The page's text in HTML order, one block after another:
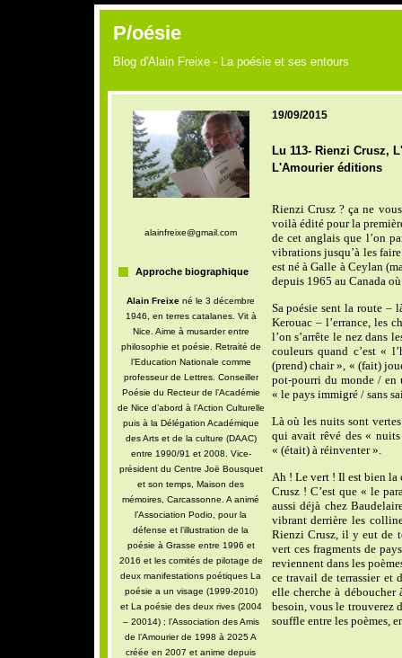
P/oésie
Blog d'Alain Freixe - La poésie et ses entours
alainfreixe@gmail.com
Approche biographique
Alain Freixe né le 3 décembre
1946, en terres catalanes. Vit à
Nice. Aime à musarder entre
philosophie et poésie. Retraité de
l’Education Nationale comme
professeur de Lettres. Conseiller
Poésie du Recteur de l’Académie
de Nice d’abord à l’Action Culturelle
puis à la Délégation Académique
des Arts et de la culture (DAAC)
entre 1990/91 et 2008. Vice-
président du Centre Joë Bousquet
et son temps, Maison des
mémoires, Carcassonne. A animé
l’Association Podio, pour la
défense et l’illustration de la
poésie à Grasse entre 1996 et
2016 et les comités de pilotage de
deux manifestations poétiques La
poésie a un visage (1999-2010)
et La poésie des deux rives (2004
– 20014) ; l’Association des Amis
de l’Amourier de 1998 à 2025 A
créée en 2007 et anime depuis
19/09/2015
Lu 113- Rienzi Crusz,
L'Amourier éditions
Rienzi Crusz ? ça ne
voilà édité pour la
de cet anglais que l’on
vibrations jusqu’à les
est né à Galle à Ceylan
depuis 1965 au Canada
Sa poésie sent la route –
Kerouac – l’errance, les
l’on s’arrête le nez dans
couleurs quand c’est «
(prend) chair », « (fait)
pot-pourri du monde / en
« le pays immigré / sans
Là où les nuits sont
qui avait rêvé des «
« (était) à réinventer ».
Ah ! Le vert ! Il est bien la
Crusz ! C’est que « le
aussi déjà chez
vibrant derrière les
Rienzi Crusz, il y eut de
vert ces fragments de
reviennent dans les
ce travail de terrassier et
elle cherche à
besoin, vous le trouverez
souffle entre les poèmes,